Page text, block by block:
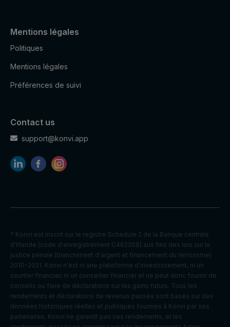
Mentions légales
Politiques
Mentions légales
Préférences de suivi
Contact us
support@konvi.app
* Konvi est inscrit sur le registre Schedule 2 de la Banque centrale
d'Irlande (code d'enregistrement C462206) aux fins des lois sur la
justice pénale (blanchiment d'argent et financement du terrorisme)
2010-2021. Konvi n'est ni une plateforme d'investissement, ni un
courtier financier, ni un conseiller financier et ne peut donc fournir de
conseils ou faire de déclarations sur les gains futurs. Tous les
rendements et déclarations de revenus passés sont basés sur des
données historiques réelles et publiques fournies à Konvi par ses
partenaires. Konvi ne garantit pas ces rendements, et les